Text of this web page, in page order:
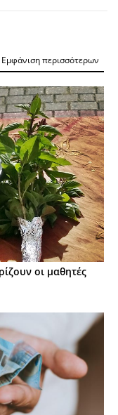
Εμφάνιση περισσότερων
οι μαθητές